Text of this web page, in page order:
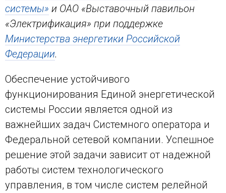
системы» и ОАО «Выставочный павильон
«Электрификация» при поддержке
Министерства энергетики Российской
Федерации.
Обеспечение устойчивого
функционирования Единой энергетической
системы России является одной из
важнейших задач Системного оператора и
Федеральной сетевой компании. Успешное
решение этой задачи зависит от надежной
работы систем технологического
управления, в том числе систем релейной